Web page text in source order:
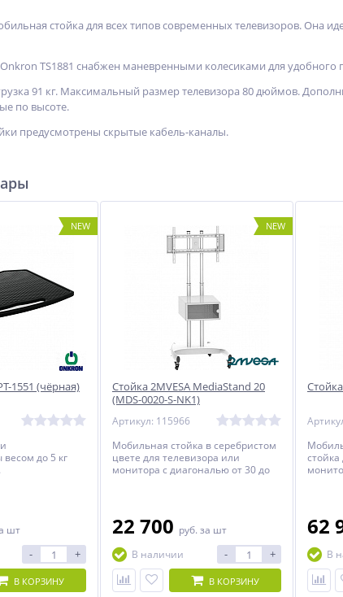
стойка для всех типов современных телевизоров. Она
TS1881 снабжен маневренными колесиками для
91 кг. Максимальный размер телевизора 80 дюймов.
по высоте.
предусмотрены скрытые кабель-каналы.
NEW
1551 (чёрная)
до 5 кг
шт
- +
В КОРЗИНУ
NEW
Стойка 2MVESA MediaStand 20
(MDS-0020-S-NK1)
Артикул: 115966
Мобильная стойка в серебристом
цвете для телевизора или
монитора с диагональю от 30 до
22 700 руб. за шт
В наличии
- +
В КОРЗИНУ
62
В